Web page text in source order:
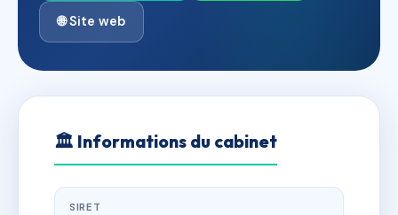
🌐 Site web
🏛 Informations du cabinet
SIRET